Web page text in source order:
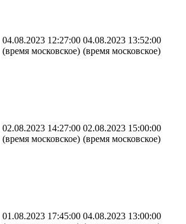
04.08.2023 12:27:00
(время московское)
04.08.2023 13:52:00
(время московское)
02.08.2023 14:27:00
(время московское)
02.08.2023 15:00:00
(время московское)
01.08.2023 17:45:00 04.08.2023 13:00:00